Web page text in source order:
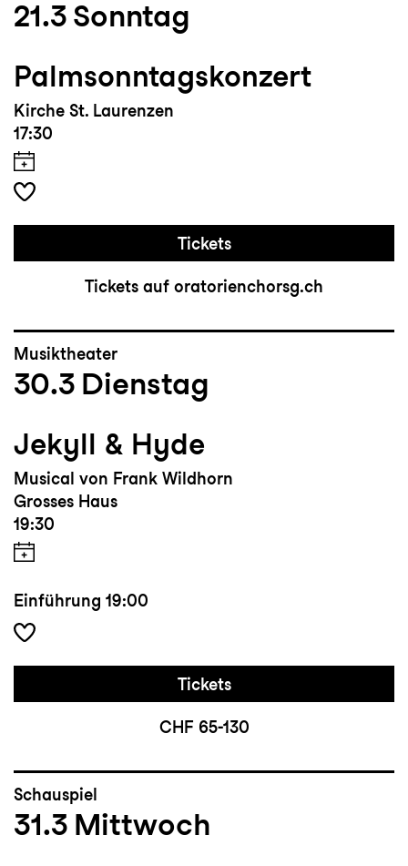
21.3 Sonntag
Palmsonntagskonzert
Kirche St. Laurenzen
17:30
Tickets
Tickets auf oratorienchorsg.ch
Musiktheater
30.3 Dienstag
Jekyll & Hyde
Musical von Frank Wildhorn
Grosses Haus
19:30
Einführung 19:00
Tickets
CHF 65-130
Schauspiel
31.3 Mittwoch